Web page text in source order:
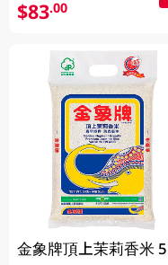
$83.00
金象牌頂上茉莉香米